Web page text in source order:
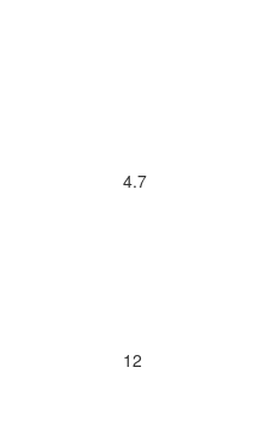
4.7
12